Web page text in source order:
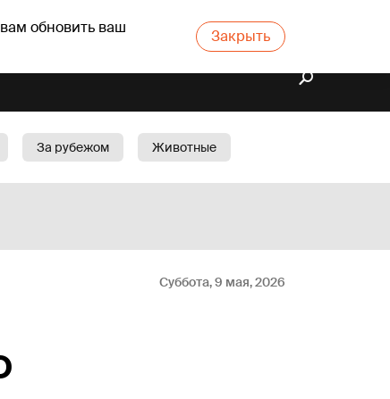
обновить ваш
Закрыть
За рубежом
Животные
Суббота, 9 мая, 2026